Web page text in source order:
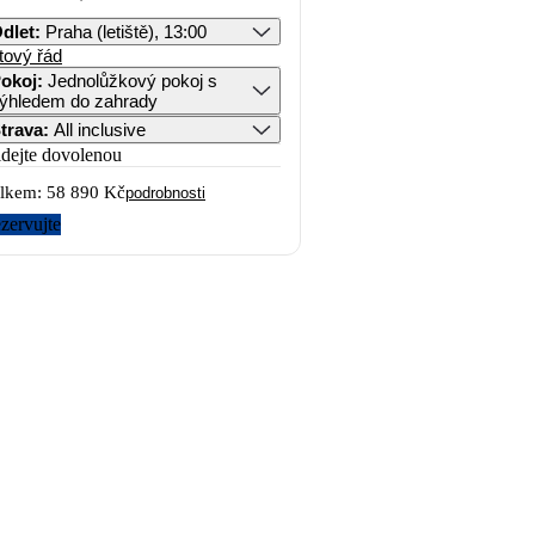
: Praha (letiště), 13:00
řád
: Jednolůžkový pokoj s
do zahrady
: All inclusive
dovolenou
58 890 Kčpodrobnosti